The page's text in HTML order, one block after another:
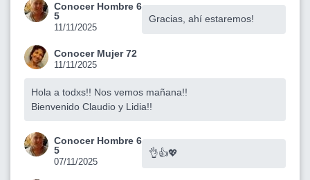
Conocer Hombre 6
5
11/11/2025
Gracias, ahí estaremos!
Conocer Mujer 72
11/11/2025
Hola a todxs!! Nos vemos mañana!!
Bienvenido Claudio y Lidia!!
Conocer Hombre 6
5
07/11/2025
👌👍💖